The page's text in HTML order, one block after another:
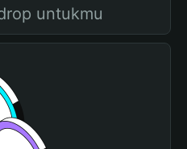
untukmu